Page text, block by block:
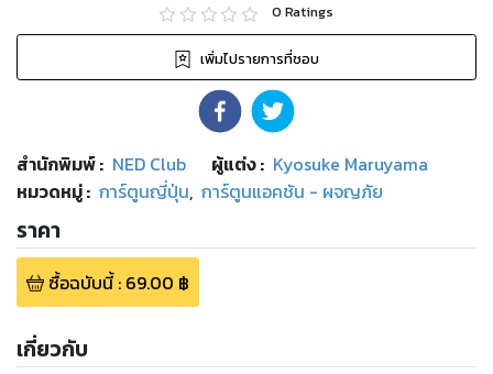
0 Ratings
เพิ่มไปรายการที่ชอบ
สำนักพิมพ์: NED Club ผู้แต่ง : Kyosuke Maruyama
หมวดหมู่: การ์ตูนญี่ปุ่น, การ์ตูนแอคชัน - ผจญภัย
ราคา
ซื้อฉบับนี้: 69.00 ฿
เกี่ยวกับ